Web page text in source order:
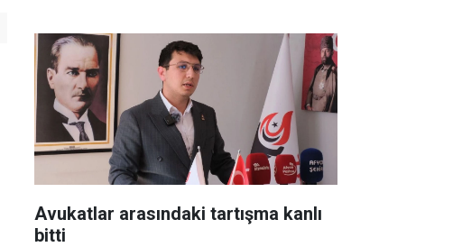
Avukatlar arasındaki tartışma kanlı
bitti